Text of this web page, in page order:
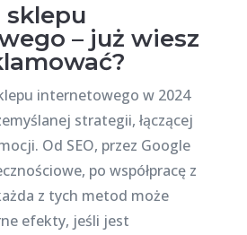
sklepu
– już wiesz
internetowego w 2024
strategii, łączącej
Od SEO, przez Google
po współpracę z
z tych metod może
efekty, jeśli jest